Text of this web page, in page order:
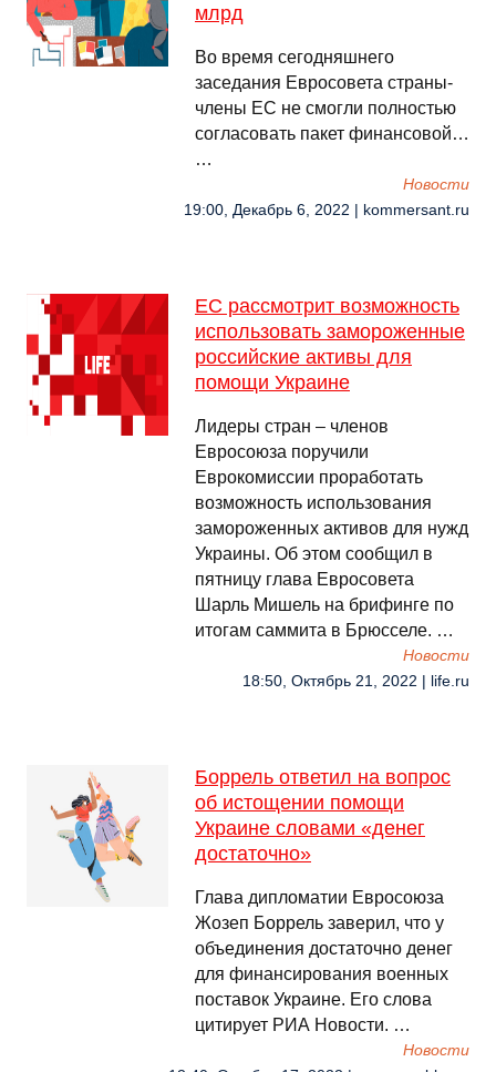
млрд
Во время сегодняшнего
заседания Евросовета страны-
члены ЕС не смогли полностью
согласовать пакет финансовой…
…
Новости
19:00, Декабрь 6, 2022 | kommersant.ru
ЕС рассмотрит возможность
использовать замороженные
российские активы для
помощи Украине
Лидеры стран – членов
Евросоюза поручили
Еврокомиссии проработать
возможность использования
замороженных активов для нужд
Украины. Об этом сообщил в
пятницу глава Евросовета
Шарль Мишель на брифинге по
итогам саммита в Брюсселе. …
Новости
18:50, Октябрь 21, 2022 | life.ru
Боррель ответил на вопрос
об истощении помощи
Украине словами «денег
достаточно»
Глава дипломатии Евросоюза
Жозеп Боррель заверил, что у
объединения достаточно денег
для финансирования военных
поставок Украине. Его слова
цитирует РИА Новости. …
Новости